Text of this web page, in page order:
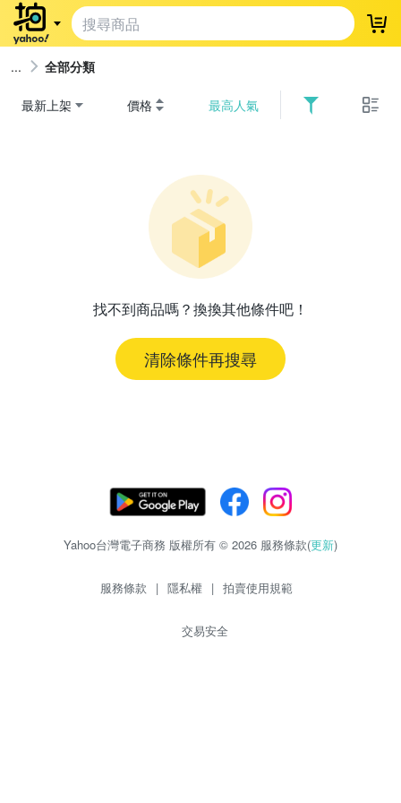
登
全部分類
最新上架 價格 最高人氣
找不到商品嗎？換換其他條件吧！
清除條件再搜尋
Yahoo台灣電子商務 版權所有 © 2026 服務條款(更新)
服務條款 | 隱私權 | 拍賣使用規範
交易安全